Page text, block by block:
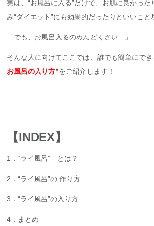
実は、“お風呂に入る”だけで、お肌に良かった
み“ダイエット”にも効果的だったりといいこと
「でも、お風呂入るのめんどくさい…」
そんな人に向けてここでは、誰でも簡単にでき
お風呂の入り方”をご紹介します！
【INDEX】
1．“ライ風呂” とは？
2．“ライ風呂”の 作り方
3．“ライ風呂”の入り方
4．まとめ